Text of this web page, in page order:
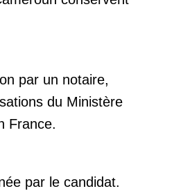
par un notaire,
du Ministère
France.
par le candidat.